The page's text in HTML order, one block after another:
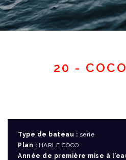
20 -
Type de bateau : serie
Plan : HARLE COCO
Année de première mise à